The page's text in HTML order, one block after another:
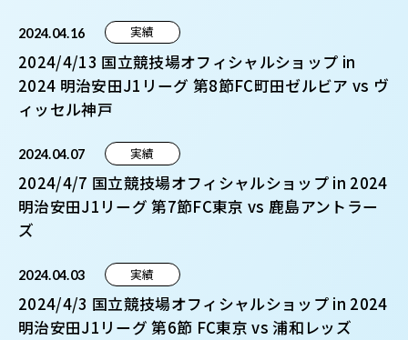
2024.04.16 実績
2024/4/13 国立競技場オフィシャルショップ in
2024 明治安田J1リーグ 第8節FC町田ゼルビア vs ヴ
ィッセル神戸
2024.04.07 実績
2024/4/7 国立競技場オフィシャルショップ in 2024
明治安田J1リーグ 第7節FC東京 vs 鹿島アントラー
ズ
2024.04.03 実績
2024/4/3 国立競技場オフィシャルショップ in 2024
明治安田J1リーグ 第6節 FC東京 vs 浦和レッズ